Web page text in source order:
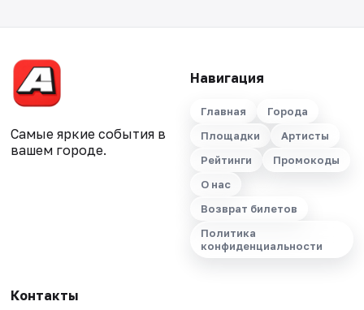
Самые яркие события в
вашем городе.
Навигация
Главная
Города
Площадки
Артисты
Рейтинги
Промокоды
О нас
Возврат билетов
Политика
конфиденциальности
Контакты